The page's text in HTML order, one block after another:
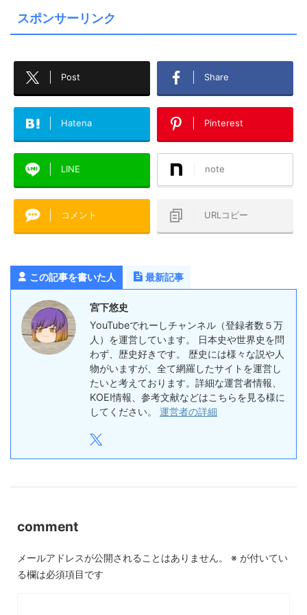
スポンサーリンク
Post Share
Hatena Pinterest
LINE note
コメント URLコピー
この記事を書いた人 最新記事
宮下悠史
YouTubeでれーしチャンネル（登録者数５万
人）を運営しています。 日本史や世界史を問
わず、歴史好きです。 歴史には様々な説や人
物がいますが、全て網羅したサイトを運営し
たいと考えております。詳細な運営者情報、
KOEI情報、参考文献などはこちらを見る様に
してください。 運営者の詳細
comment
メールアドレスが公開されることはありません。 ※ が付いてい
る欄は必須項目です